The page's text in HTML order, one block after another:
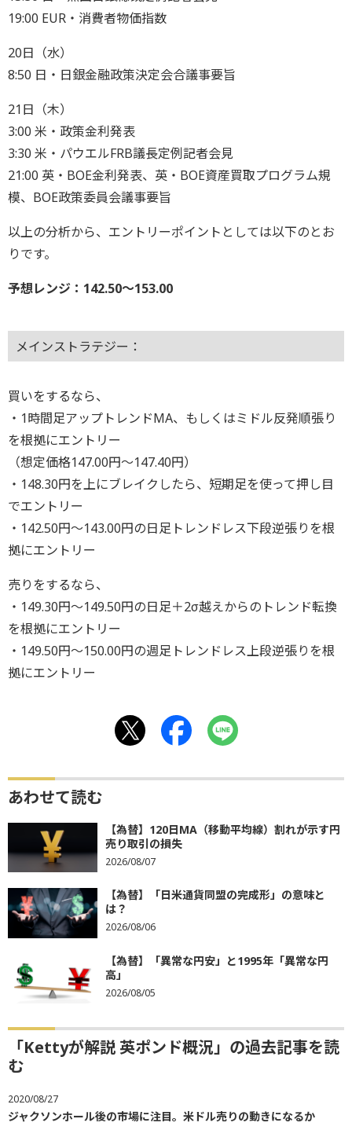
19:00 EUR・消費者物価指数
20日（水）
8:50 日・日銀金融政策決定会合議事要旨
21日（木）
3:00 米・政策金利発表
3:30 米・パウエルFRB議長定例記者会見
21:00 英・BOE金利発表、英・BOE資産買取プログラム規
模、BOE政策委員会議事要旨
以上の分析から、エントリーポイントとしては以下のとお
りです。
予想レンジ：142.50～153.00
メインストラテジー：
買いをするなら、
・1時間足アップトレンドMA、もしくはミドル反発順張り
を根拠にエントリー
（想定価格147.00円～147.40円）
・148.30円を上にブレイクしたら、短期足を使って押し目
でエントリー
・142.50円～143.00円の日足トレンドレス下段逆張りを根
拠にエントリー
売りをするなら、
・149.30円～149.50円の日足＋2σ越えからのトレンド転換
を根拠にエントリー
・149.50円～150.00円の週足トレンドレス上段逆張りを根
拠にエントリー
あわせて読む
【為替】120日MA（移動平均線）割れが示す円
売り取引の損失
2026/08/07
【為替】「日米通貨同盟の完成形」の意味と
は？
2026/08/06
【為替】「異常な円安」と1995年「異常な円
高」
2026/08/05
「Kettyが解説 英ポンド概況」の過去記事を読
む
2020/08/27
ジャクソンホール後の市場に注目。米ドル売りの動きになるか